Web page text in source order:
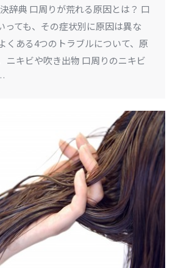
辞典 口周りが荒れる原因とは？ 口
っても、その症状別に原因は異な
くある4つのトラブルについて、原
ニキビや吹き出物 口周りのニキビ